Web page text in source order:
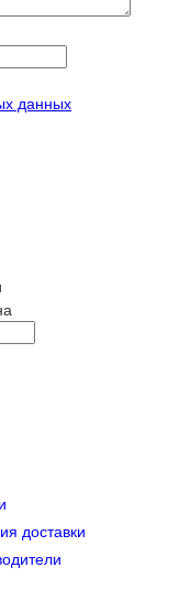
данных
доставки